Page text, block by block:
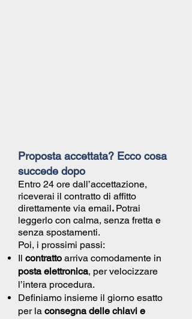
Proposta accettata? Ecco cosa
succede dopo
Entro 24 ore dall’accettazione,
riceverai il contratto di affitto
direttamente via email. Potrai
leggerlo con calma, senza fretta e
senza spostamenti.
Poi, i prossimi passi:
Il contratto arriva comodamente in
posta elettronica, per velocizzare
l’intera procedura.
Definiamo insieme il giorno esatto
per la consegna delle chiavi e